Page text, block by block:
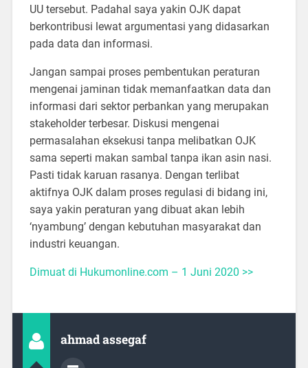
UU tersebut. Padahal saya yakin OJK dapat
berkontribusi lewat argumentasi yang didasarkan
pada data dan informasi.
Jangan sampai proses pembentukan peraturan
mengenai jaminan tidak memanfaatkan data dan
informasi dari sektor perbankan yang merupakan
stakeholder terbesar. Diskusi mengenai
permasalahan eksekusi tanpa melibatkan OJK
sama seperti makan sambal tanpa ikan asin nasi.
Pasti tidak karuan rasanya. Dengan terlibat
aktifnya OJK dalam proses regulasi di bidang ini,
saya yakin peraturan yang dibuat akan lebih
‘nyambung’ dengan kebutuhan masyarakat dan
industri keuangan.
Dimuat di Hukumonline.com – 1 Juni 2020 >>
ahmad assegaf